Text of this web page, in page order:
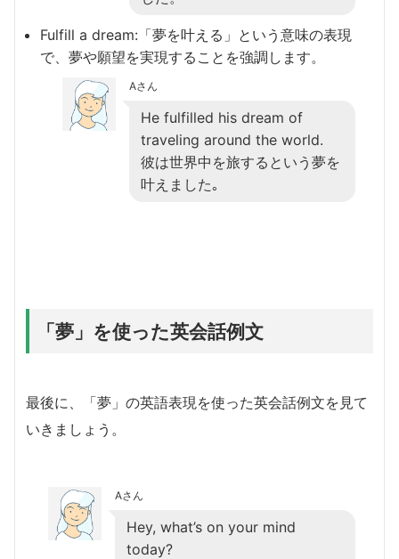
Fulfill a dream:「夢を叶える」という意味の表現
で、夢や願望を実現することを強調します。
Aさん
He fulfilled his dream of
traveling around the world.
彼は世界中を旅するという夢を
叶えました｡
「夢」を使った英会話例文
最後に、「夢」の英語表現を使った英会話例文を見て
いきましょう。
Aさん
Hey, what’s on your mind
today?